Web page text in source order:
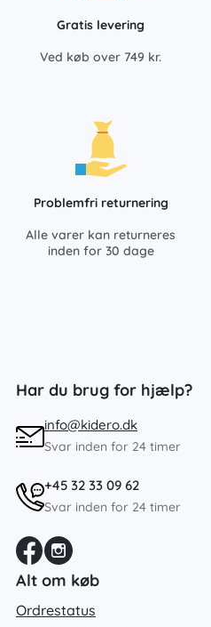
Gratis levering
Ved køb over 749 kr.
Problemfri returnering
Alle varer kan returneres
inden for 30 dage
Har du brug for hjælp?
info@kidero.dk
Svar inden for 24 timer
+45 32 33 09 62
Svar inden for 24 timer
Alt om køb
Ordrestatus